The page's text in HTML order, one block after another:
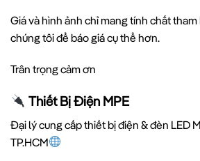
Giá và hình ảnh chỉ mang tính chất
chúng tôi để báo giá cụ thể hơn.
Trân trọng cảm ơn
Thiết Bị Điện MPE
Đại lý cung cấp thiết bị điện & đèn LED
TP.HCM